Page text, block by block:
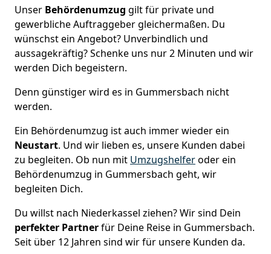
Unser Behördenumzug gilt für private und
gewerbliche Auftraggeber gleichermaßen. Du
wünschst ein Angebot? Unverbindlich und
aussagekräftig? Schenke uns nur 2 Minuten und wir
werden Dich begeistern.
Denn günstiger wird es in Gummersbach nicht
werden.
Ein Behördenumzug ist auch immer wieder ein
Neustart. Und wir lieben es, unsere Kunden dabei
zu begleiten. Ob nun mit Umzugshelferoder ein
Behördenumzug in Gummersbach geht, wir
begleiten Dich.
Du willst nach Niederkassel ziehen? Wir sind Dein
perfekter Partnerfür Deine Reise in Gummersbach.
Seit über 12 Jahren sind wir für unsere Kunden da.